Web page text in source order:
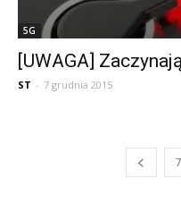
5G
[UWAGA]
ST - 7 grudnia 2015
7